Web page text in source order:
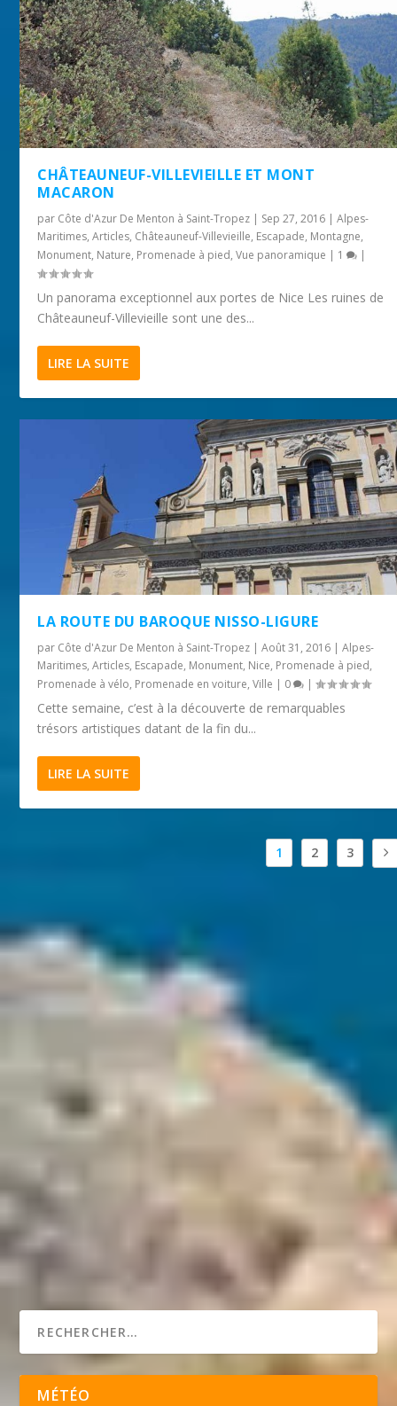
CHÂTEAUNEUF-VILLEVIEILLE ET MONT
MACARON
par Côte d'Azur De Menton à Saint-Tropez | Sep 27, 2016 |Alpes-
Maritimes,Articles, Châteauneuf-Villevieille, Escapade, Montagne,
Monument, Nature, Promenade à pied,Vue panoramique | 1 |
Un panorama exceptionnel aux portes de Nice Les ruines de
Châteauneuf-Villevieille sont une des...
LIRE LA SUITE
LA ROUTE DU BAROQUE NISSO-LIGURE
par Côte d'Azur De Menton à Saint-Tropez |Août 31, 2016 |Alpes-
Maritimes,Articles, Escapade, Monument, Nice, Promenade à pied,
Promenade à vélo, Promenade en voiture,Ville | 0 |
Cette semaine, c’est à la découverte de remarquables
trésors artistiques datant de la fin du...
LIRE LA SUITE
1 2 3
MÉTÉO